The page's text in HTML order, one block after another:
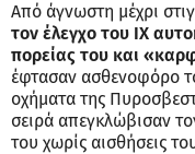
Από άγνωστη μέχρι
τον έλεγχο του ΙΧ
πορείας του και
έφτασαν ασθενοφόρο
οχήματα της
σειρά απεγκλώβισαν
του χωρίς αισθήσεις